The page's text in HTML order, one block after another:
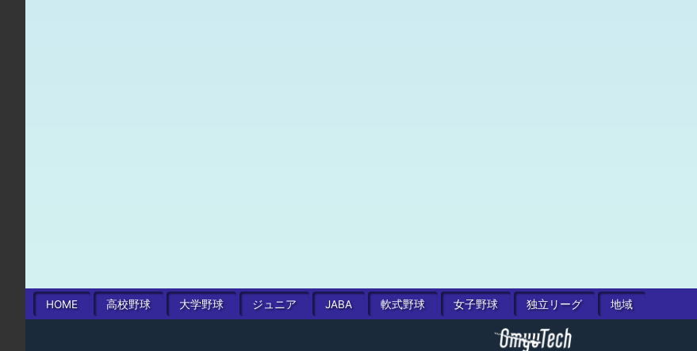
HOME 高校野球 大学野球 ジュニア JABA 軟式野球 女子野球 独立リーグ 地域